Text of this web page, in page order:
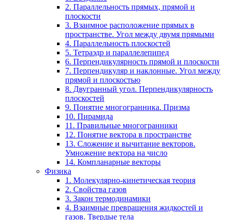
2. Параллельность прямых, прямой и
плоскости
3. Взаимное расположение прямых в
пространстве. Угол между двумя прямыми
4. Параллельность плоскостей
5. Тетраэдр и параллелепипед
6. Перпендикулярность прямой и плоскости
7. Перпендикуляр и наклонные. Угол между
прямой и плоскостью
8. Двугранный угол. Перпендикулярность
плоскостей
9. Понятие многогранника. Призма
10. Пирамида
11. Правильные многогранники
12. Понятие вектора в пространстве
13. Сложение и вычитание векторов.
Умножение вектора на число
14. Компланарные векторы
Физика
1. Молекулярно-кинетическая теория
2. Свойства газов
3. Закон термодинамики
4. Взаимные превращения жидкостей и
газов. Твердые тела